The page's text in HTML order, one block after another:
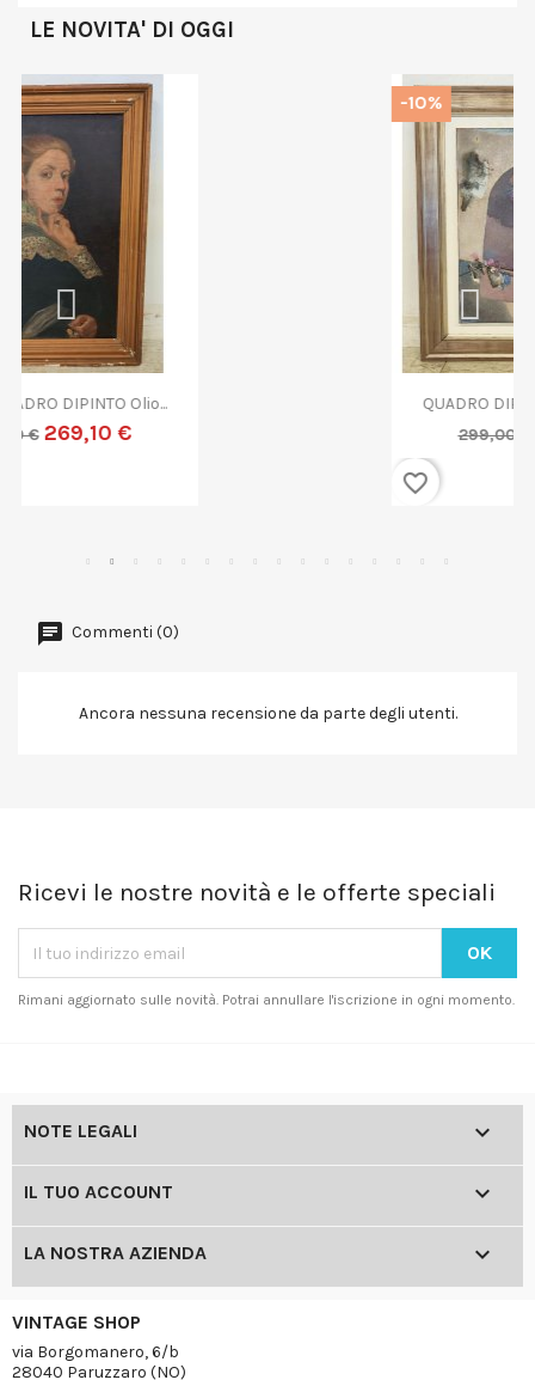
LE NOVITA' DI OGGI
QUADRO DIPINTO ASTRATTO G....
-10%
Commenti (0)
Ancora nessuna recensione da parte degli utenti.
Ricevi le nostre novità e le offerte speciali
Rimani aggiornato sulle novità. Potrai annullare l'iscrizione in ogni momento.
NOTE LEGALI 
IL TUO ACCOUNT 
LA NOSTRA AZIENDA 
VINTAGE SHOP
via Borgomanero, 6/b
28040 Paruzzaro (NO)